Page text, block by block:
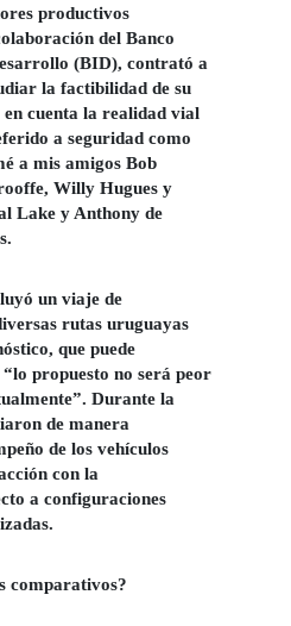
productivos
del Banco
(BID), contrató a
la factibilidad de su
cuenta la realidad vial
a seguridad como
a mis amigos Bob
Willy Hugues y
Lake y Anthony de
un viaje de
rutas uruguayas
que puede
propuesto no será peor
Durante la
de manera
de los vehículos
con la
a configuraciones
comparativos?